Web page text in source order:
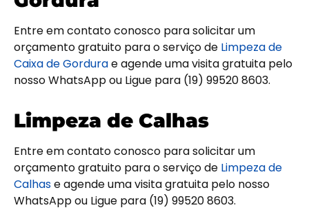
Entre em contato conosco para solicitar um
orçamento gratuito para o serviço de Limpeza de
Caixa de Gordurae agende uma visita gratuita pelo
nosso WhatsApp ou Ligue para (19) 99520 8603.
Limpeza de Calhas
Entre em contato conosco para solicitar um
orçamento gratuito para o serviço de Limpeza de
Calhase agende uma visita gratuita pelo nosso
WhatsApp ou Ligue para (19) 99520 8603.